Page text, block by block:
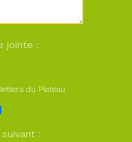
jointe :
du Plateau
: